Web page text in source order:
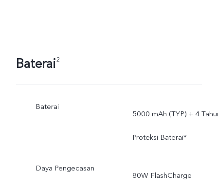
Baterai2
Baterai
5000 mAh (TYP) + 4
Proteksi Baterai*
Daya Pengecasan
80W FlashCharge